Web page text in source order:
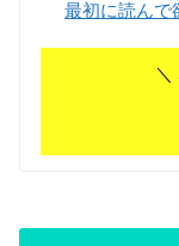
最初に読んで
＼